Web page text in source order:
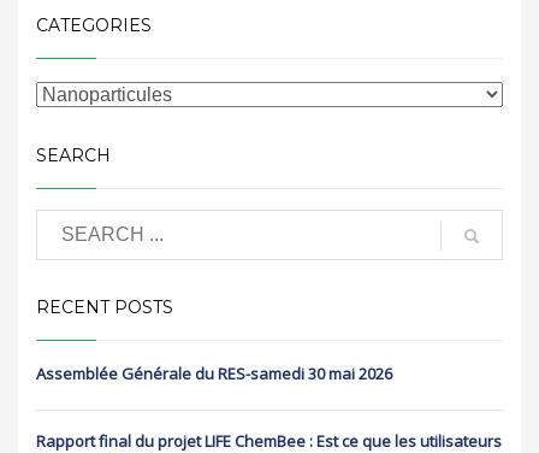
CATEGORIES
SEARCH
RECENT POSTS
Assemblée Générale du RES-samedi 30 mai 2026
Rapport final du projet LIFE ChemBee : Est ce que les utilisateurs